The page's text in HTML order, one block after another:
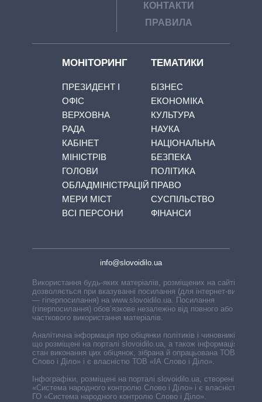
КОНТАКТИ
ПРАВИЛА
МОНІТОРИНГ
ПРЕЗИДЕНТ І
ОФІС
ВЕРХОВНА
РАДА
КАБІНЕТ
МІНІСТРІВ
ГОЛОВИ
ОБЛАДМІНІСТРАЦІЙ
МЕРИ МІСТ
ВСІ ПЕРСОНИ
ТЕМАТИКИ
БІЗНЕС
ЕКОНОМІКА
КУЛЬТУРА
НАУКА
НАЦІОНАЛЬНА
БЕЗПЕКА
ПОЛІТИКА
ПРАВО
СУСПІЛЬСТВО
ФІНАНСИ
info@slovoidilo.ua
Використання будь-яких матеріалів, розміщених на сайті,
дозволяється при вказуванні посилання (для інтернет-видань
— гіперпосилання) на www.slovoidilo.ua. Посилання
(гіперпосилання) обов’язкове незалежно від повного або
часткового використання матеріалів.
Аналітична інформація про обіцянки політиків і чиновників,
що розміщені на порталі slovoidilo.ua, а також інформація про
стан виконання цих обіцянок, зібрана й опрацьована ТОВ «ІА
Слово і Діло» і є власністю ТОВ «ІА Слово і Діло».
Інфографіки, розміщені на порталі slovoidilo.ua, створені ГО
«Система народного контролю Слово і Діло» і є власністю
ГО «Система народного контролю Слово і Діло».